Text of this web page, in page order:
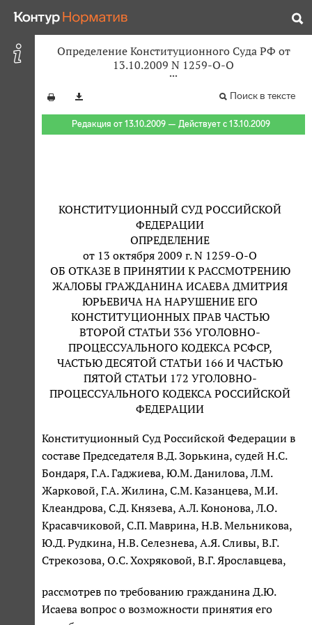
Определение Конституционного Суда РФ от
13.10.2009 N 1259-О-О
Поиск в тексте
Редакция от 13.10.2009 — Действует с 13.10.2009
КОНСТИТУЦИОННЫЙ СУД РОССИЙСКОЙ
ФЕДЕРАЦИИ
ОПРЕДЕЛЕНИЕ
от 13 октября 2009 г. N 1259-О-О
ОБ ОТКАЗЕ В ПРИНЯТИИ К РАССМОТРЕНИЮ
ЖАЛОБЫ ГРАЖДАНИНА ИСАЕВА ДМИТРИЯ
ЮРЬЕВИЧА НА НАРУШЕНИЕ ЕГО
КОНСТИТУЦИОННЫХ ПРАВ ЧАСТЬЮ
ВТОРОЙ СТАТЬИ 336 УГОЛОВНО-
ПРОЦЕССУАЛЬНОГО КОДЕКСА РСФСР,
ЧАСТЬЮ ДЕСЯТОЙ СТАТЬИ 166 И ЧАСТЬЮ
ПЯТОЙ СТАТЬИ 172 УГОЛОВНО-
ПРОЦЕССУАЛЬНОГО КОДЕКСА РОССИЙСКОЙ
ФЕДЕРАЦИИ
Конституционный Суд Российской Федерации в
составе Председателя В.Д. Зорькина, судей Н.С.
Бондаря, Г.А. Гаджиева, Ю.М. Данилова, Л.М.
Жарковой, Г.А. Жилина, С.М. Казанцева, М.И.
Клеандрова, С.Д. Князева, А.Л. Кононова, Л.О.
Красавчиковой, С.П. Маврина, Н.В. Мельникова,
Ю.Д. Рудкина, Н.В. Селезнева, А.Я. Сливы, В.Г.
Стрекозова, О.С. Хохряковой, В.Г. Ярославцева,
рассмотрев по требованию гражданина Д.Ю.
Исаева вопрос о возможности принятия его